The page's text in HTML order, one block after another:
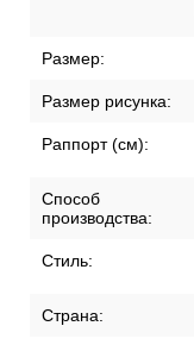
Размер:
Размер рисунка:
Раппорт (см):
Способ
производства:
Стиль:
Страна: